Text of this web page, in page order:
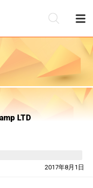
LTD
2017年8月1日